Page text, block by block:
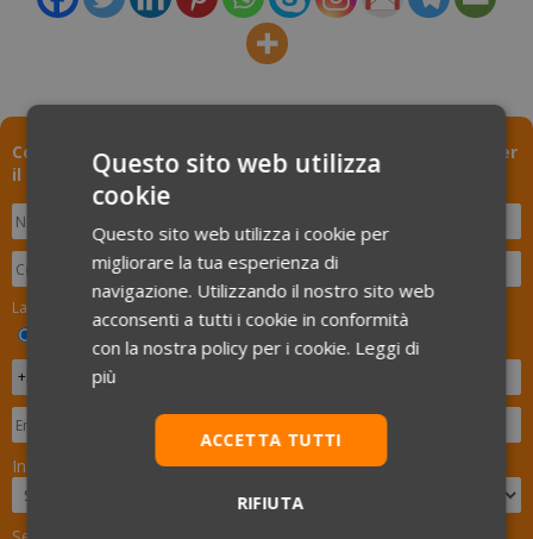
Compila il form per ricevere una consulenza sul ricorso per
il Test di Medicina
La persona da contattare per informazioni è lo studente?
Indica il corso scelto
Questo sito web utilizza
cookie
Questo sito web utilizza i cookie per
migliorare la tua esperienza di
navigazione. Utilizzando il nostro sito web
acconsenti a tutti i cookie in conformità
con la nostra policy per i cookie. Leggi di
più
ACCETTA TUTTI
RIFIUTA